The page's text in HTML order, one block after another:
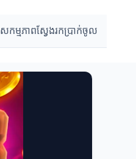
សកម្មភាពស្វែងរកប្រាក់ចូល